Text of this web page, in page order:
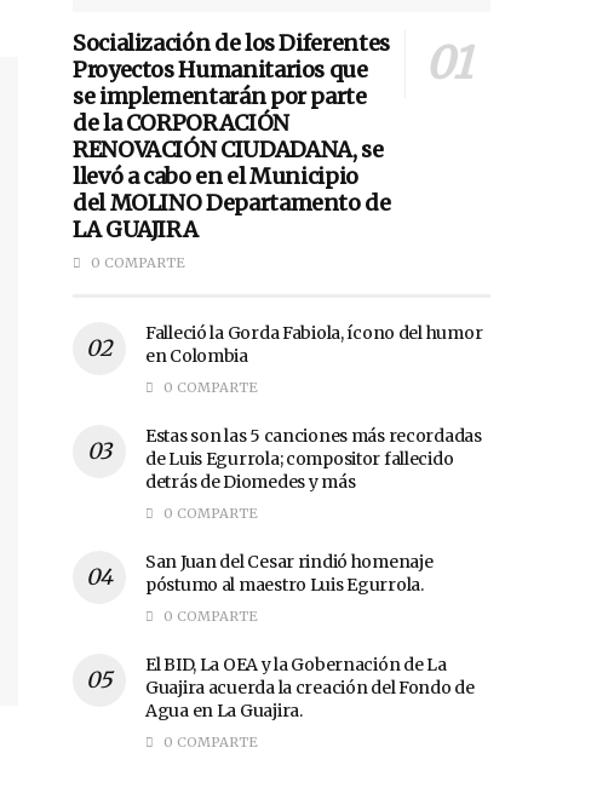
Socialización de los Diferentes
Proyectos Humanitarios que
se implementarán por parte
de la CORPORACIÓN
RENOVACIÓN CIUDADANA, se
llevó a cabo en el Municipio
del MOLINO Departamento de
LA GUAJIRA
0 COMPARTE
Falleció la Gorda Fabiola, ícono del humor
en Colombia
0 COMPARTE
Estas son las 5 canciones más recordadas
de Luis Egurrola; compositor fallecido
detrás de Diomedes y más
0 COMPARTE
San Juan del Cesar rindió homenaje
póstumo al maestro Luis Egurrola.
0 COMPARTE
El BID, La OEA y la Gobernación de La
Guajira acuerda la creación del Fondo de
Agua en La Guajira.
0 COMPARTE